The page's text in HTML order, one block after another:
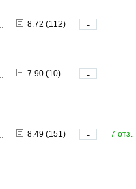
8.72 (112)
-
7.90 (10)
-
8.49 (151) -
7 отз.